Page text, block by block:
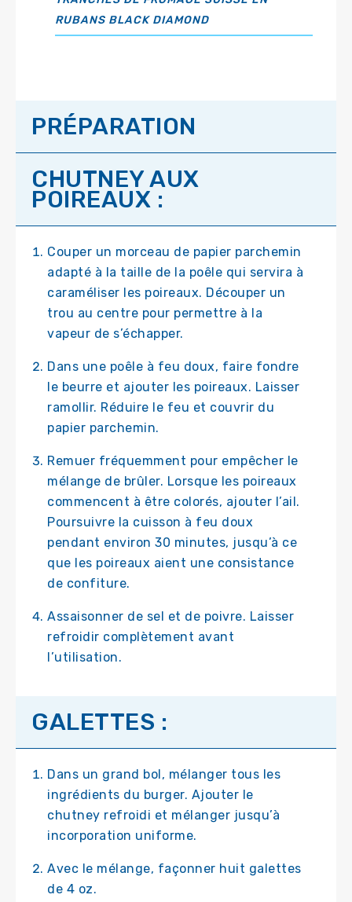
RUBANS BLACK DIAMOND
PRÉPARATION
CHUTNEY AUX
POIREAUX :
Couper un morceau de papier parchemin
adapté à la taille de la poêle qui servira à
caraméliser les poireaux. Découper un
trou au centre pour permettre à la
vapeur de s’échapper.
Dans une poêle à feu doux, faire fondre
le beurre et ajouter les poireaux. Laisser
ramollir. Réduire le feu et couvrir du
papier parchemin.
Remuer fréquemment pour empêcher le
mélange de brûler. Lorsque les poireaux
commencent à être colorés, ajouter l’ail.
Poursuivre la cuisson à feu doux
pendant environ 30 minutes, jusqu’à ce
que les poireaux aient une consistance
de confiture.
Assaisonner de sel et de poivre. Laisser
refroidir complètement avant
l’utilisation.
GALETTES :
Dans un grand bol, mélanger tous les
ingrédients du burger. Ajouter le
chutney refroidi et mélanger jusqu’à
incorporation uniforme.
Avec le mélange, façonner huit galettes
de 4 oz.